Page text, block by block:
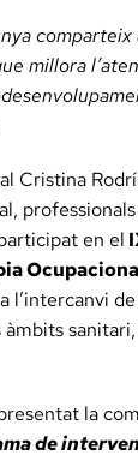
comparteix
millora
Cristina
en el
l’intercanvi
la
de